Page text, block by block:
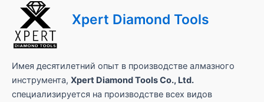
Xpert Diamond Tools
Имея десятилетний опыт в производстве алмазного
инструмента, Xpert Diamond Tools Co., Ltd.
специализируется на производстве всех видов